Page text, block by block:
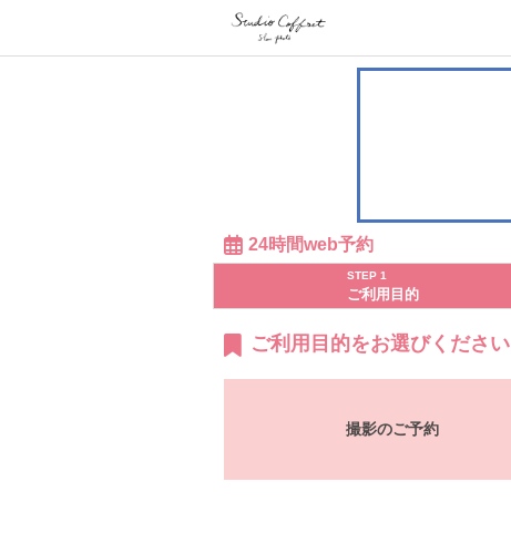
24時間web予約
STEP 1
ご利用目的
ご利用目的をお選びください
撮影のご予約